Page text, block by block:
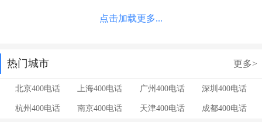
点击加载更多...
热门城市 更多>
北京400电话 上海400电话 广州400电话 深圳400电话
杭州400电话 南京400电话 天津400电话 成都400电话